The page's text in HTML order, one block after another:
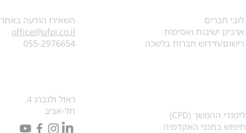
לובי חברים
ארכיון ישיבות ואסיפות
רישום/חידוש חברות בלשכה
השאירו הודעה באתר
office@ufpi.co.il
​055-2976654
לימודי ההמשך (CPD)
חיפוש בתכני האקדמיה
ראול ולנברג 4,
תל-אביב